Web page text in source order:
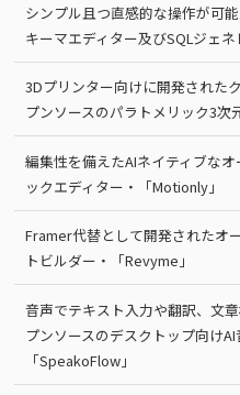
シンプル且つ直感的な操作が可
キーマエディター及びSQLジェネ
3Dプリンター向けに開発された
プンソースのパラトメリック3次
編集性を備えたAIネイティブな
ックエディター・「Motionly」
Framer代替として開発されたオ
トビルダー・「Revyme」
音声でテキスト入力や翻訳、文
プンソースのデスクトップ向けAI
「SpeakoFlow」